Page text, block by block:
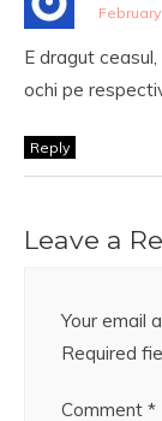
E dragut
ochi pe
Reply
Leave a
Your email
Required
Comment *